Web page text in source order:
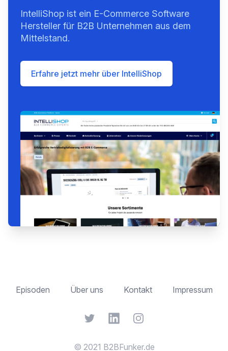
IntelliShop ist ein E-Commerce Software
Hersteller für B2B Unternehmen aus dem
Mittelstand.
Erfahre jetzt mehr über IntelliShop
Episoden Über uns Kontakt Impressum
Twitter LinkedInInstagram
© 2021 B2BFunker.de